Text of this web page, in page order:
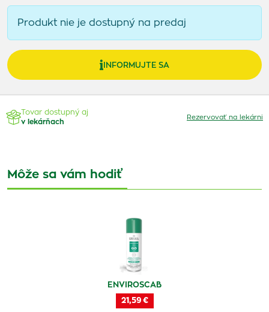
Produkt nie je dostupný na predaj
INFORMUJTE SA
Tovar dostupný aj
v lekárňach
Rezervovať na lekárni
Môže sa vám hodiť
ENVIROSCAB
21,59 €